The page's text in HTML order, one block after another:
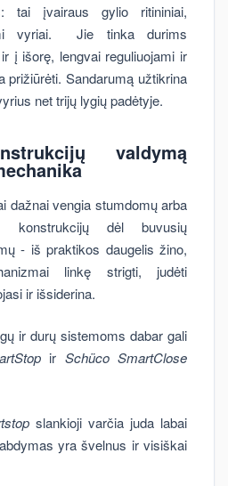
tai įvairaus gylio ritininiai,
vyriai. Jie tinka durims
į išorę, lengvai reguliuojami ir
prižiūrėti. Sandarumą užtikrina
net trijų lygių padėtyje.
valdymą
dažnai vengia stumdomų arba
konstrukcijų dėl buvusių
- iš praktikos daugelis žino,
linkę strigti, judėti
ir išsiderina.
ir durų sistemoms dabar gali
ir Schüco SmartClose
slankioji varčia juda labai
yra švelnus ir visiškai